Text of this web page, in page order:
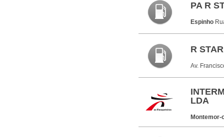
PA R
Espinho
R
Av.
LDA